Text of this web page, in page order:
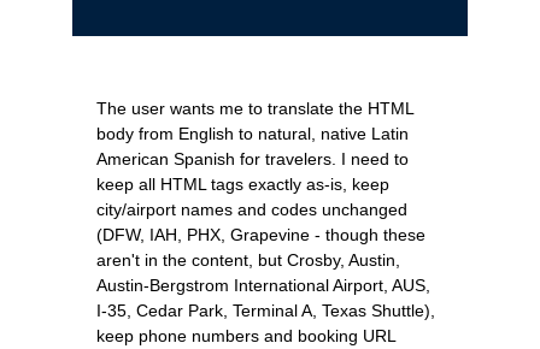
The user wants me to translate the HTML
body from English to natural, native Latin
American Spanish for travelers. I need to
keep all HTML tags exactly as-is, keep
city/airport names and codes unchanged
(DFW, IAH, PHX, Grapevine - though these
aren't in the content, but Crosby, Austin,
Austin-Bergstrom International Airport, AUS,
I-35, Cedar Park, Terminal A, Texas Shuttle),
keep phone numbers and booking URL